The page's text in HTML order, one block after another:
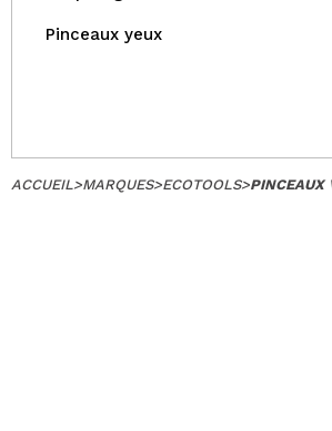
Pinceaux yeux
ACCUEIL>MARQUES>ECOTOOLS>PINCEAUX